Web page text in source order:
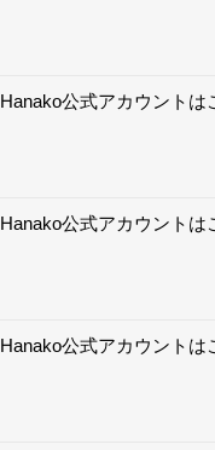
Hanako公式アカウントは
Hanako公式アカウントは
Hanako公式アカウントは